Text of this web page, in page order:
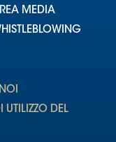
MEDIA
DEL